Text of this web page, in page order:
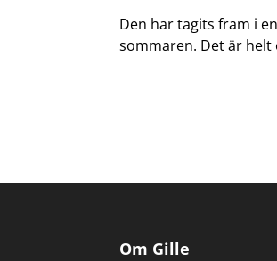
Den har tagits fram i
sommaren. Det är
Om Gille